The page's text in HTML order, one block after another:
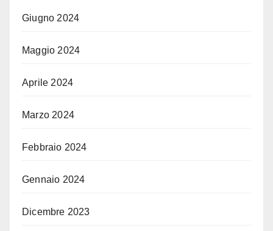
Giugno 2024
Maggio 2024
Aprile 2024
Marzo 2024
Febbraio 2024
Gennaio 2024
Dicembre 2023